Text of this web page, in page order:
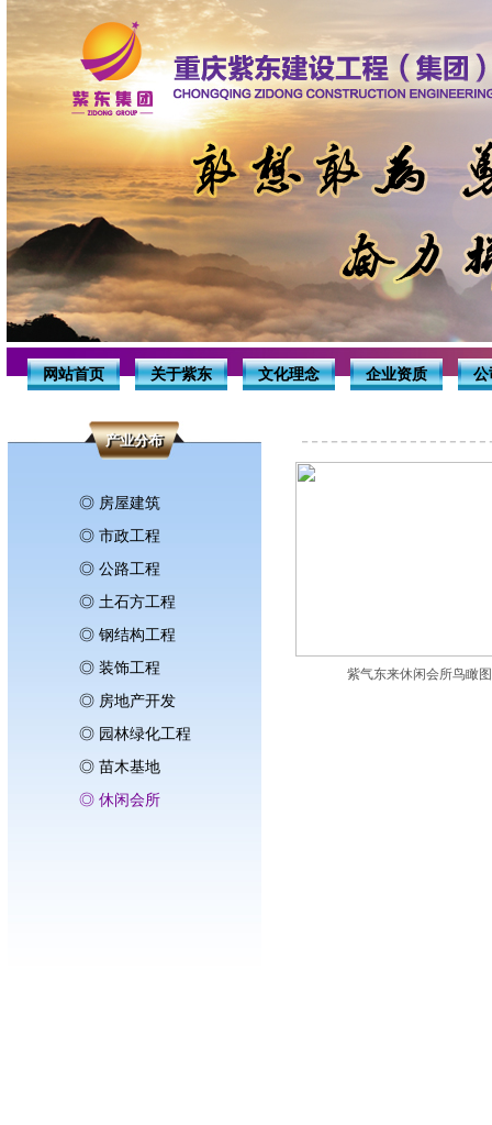
网站首页 关于紫东 文化理念 企业资质 公
产业分布
◎ 房屋建筑
◎ 市政工程
◎ 公路工程
◎ 土石方工程
◎ 钢结构工程
◎ 装饰工程
◎ 房地产开发
◎ 园林绿化工程
◎ 苗木基地
◎ 休闲会所
紫气东来休闲会所鸟瞰图